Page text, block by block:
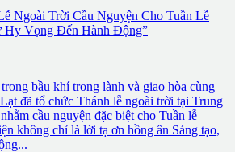
Ngoài Trời Cầu Nguyện Cho Tuần Lễ
Hy Vọng Đến Hành Động”
bầu khí trong lành và giao hòa cùng
đã tổ chức Thánh lễ ngoài trời tại Trung
cầu nguyện đặc biệt cho Tuần lễ
không chỉ là lời tạ ơn hồng ân Sáng tạo,